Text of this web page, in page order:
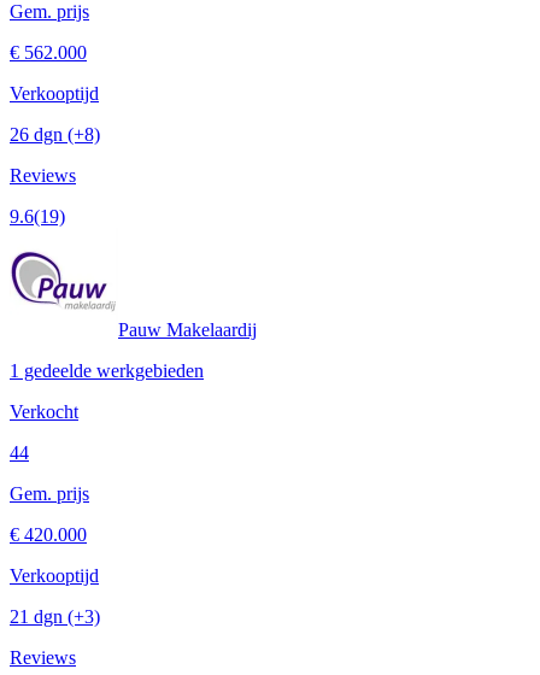
Gem. prijs
€ 562.000
Verkooptijd
26 dgn (+8)
Reviews
9.6(19)
Pauw Makelaardij
1 gedeelde werkgebieden
Verkocht
44
Gem. prijs
€ 420.000
Verkooptijd
21 dgn (+3)
Reviews